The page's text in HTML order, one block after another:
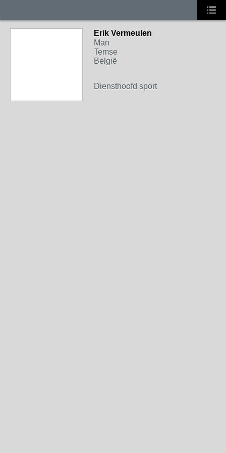
Erik Vermeulen
Man
Temse
België
Diensthoofd sport